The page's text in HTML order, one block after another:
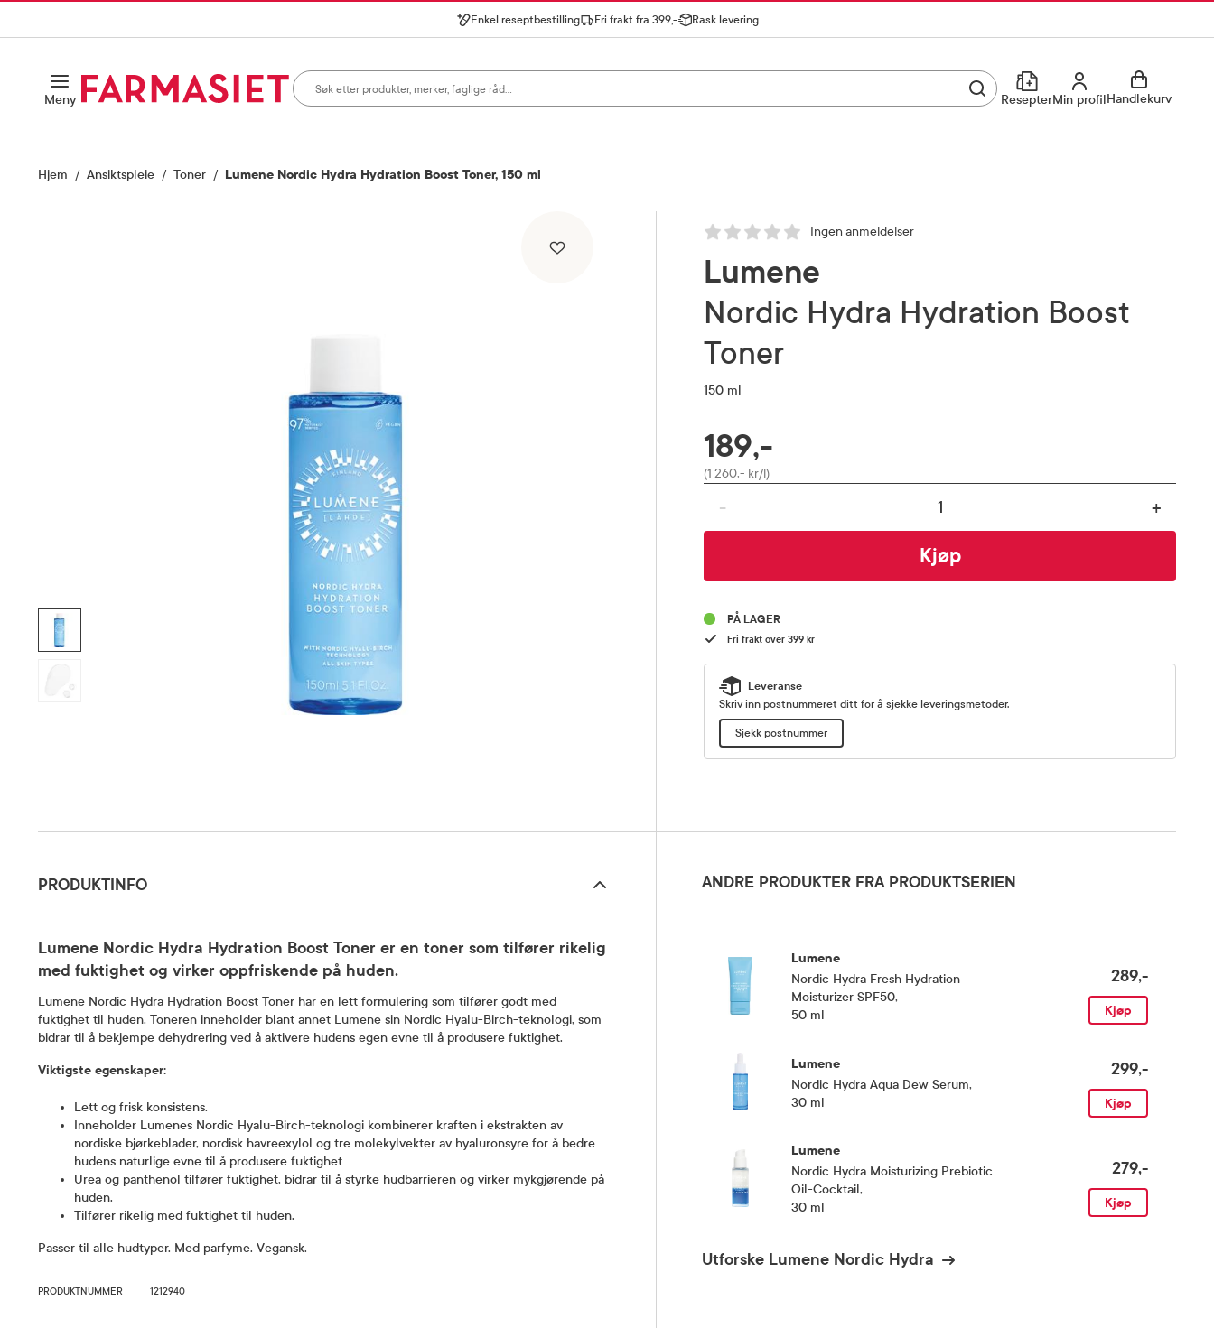
Enkel reseptbestilling Fri frakt fra 399,- Rask levering
INNHOLD
MenyÅpne
Søk i apotek
Utfør søkResepterMin profilMin profilHandlekurv
Hjem Ansiktspleie Toner Lumene Nordic Hydra Hydration Boost Toner, 150 ml
Ingen anmeldelser
Lumene
Nordic Hydra Hydration Boost
Toner
150 ml
RABATTPROSENT
Pris
189,-
(1 260,- kr/l)
- +
Kjøp
PÅ LAGER
Fri frakt over 399 kr
Leveranse
Skriv inn postnummeret ditt for å sjekke leveringsmetoder.
Sjekk postnummer
PRODUKTINFO
Lumene Nordic Hydra Hydration Boost Toner er en toner som tilfører rikelig
med fuktighet og virker oppfriskende på huden.
Lumene Nordic Hydra Hydration Boost Toner har en lett formulering som tilfører godt med
fuktighet til huden. Toneren inneholder blant annet Lumene sin Nordic Hyalu-Birch-teknologi, som
bidrar til å bekjempe dehydrering ved å aktivere hudens egen evne til å produsere fuktighet.
Viktigste egenskaper:
Lett og frisk konsistens.
Inneholder Lumenes Nordic Hyalu-Birch-teknologi kombinerer kraften i ekstrakten av
nordiske bjørkeblader, nordisk havreexylol og tre molekylvekter av hyaluronsyre for å bedre
hudens naturlige evne til å produsere fuktighet
Urea og panthenol tilfører fuktighet, bidrar til å styrke hudbarrieren og virker mykgjørende på
huden.
Tilfører rikelig med fuktighet til huden.
Passer til alle hudtyper. Med parfyme. Vegansk.
PRODUKTNUMMER 1212940
ANDRE PRODUKTER FRA PRODUKTSERIEN
Lumene
Nordic Hydra Fresh Hydration
Moisturizer SPF50,
50 ml
289,-
Kjøp
Lumene
Nordic Hydra Aqua Dew Serum,
30 ml
299,-
Kjøp
Lumene
Nordic Hydra Moisturizing Prebiotic
Oil-Cocktail,
30 ml
279,-
Kjøp
Utforske Lumene Nordic Hydra